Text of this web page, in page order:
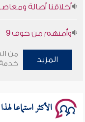
المزيد
من
خدمة
الأكثر استماعا